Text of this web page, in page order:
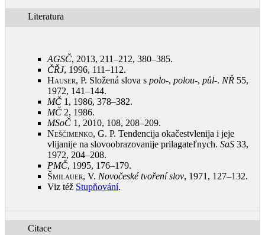
Literatura
AGSČ, 2013, 211–212, 380–385.
ČŘJ, 1996, 111–112.
Hauser, P. Složená slova s polo‑, polou‑, půl‑. NŘ 55,
1972, 141–144.
MČ 1, 1986, 378–382.
MČ 2, 1986.
MSoČ 1, 2010, 108, 208–209.
Neščimenko, G. P. Tendencija okačestvlenija i jeje
vlijanije na slovoobrazovanije prilagateľnych. SaS 33,
1972, 204–208.
PMČ, 1995, 176–179.
Šmilauer, V. Novočeské tvoření slov, 1971, 127–132.
Viz též Stupňování.
Citace